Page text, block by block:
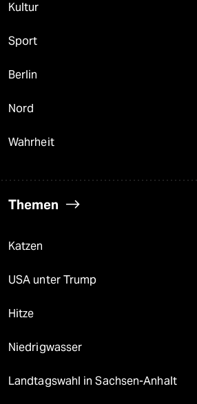
Kultur
Sport
Berlin
Nord
Wahrheit
Themen
Katzen
USA unter Trump
Hitze
Niedrigwasser
Landtagswahl in Sachsen-Anhalt